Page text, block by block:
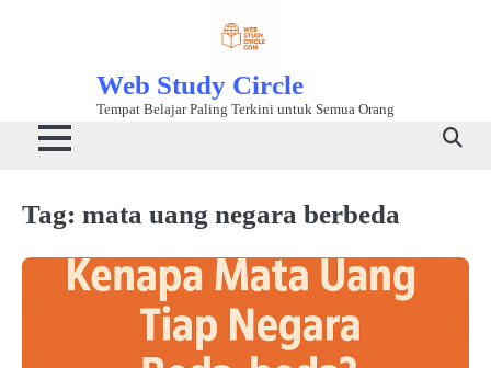
Web Study Circle
Tempat Belajar Paling Terkini untuk Semua Orang
Tag: mata uang negara berbeda